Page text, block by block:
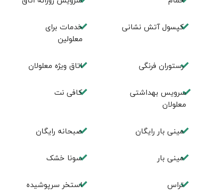
کپسول آتش نشانی
خدمات برای
معلولین
رستوران فرنگی اتاق ویژه معلولان
سرویس بهداشتی
معلولان
کافی نت
مینی بار رایگان صبحانه رایگان
مینی بار سونا خشک
تراس استخر سرپوشیده